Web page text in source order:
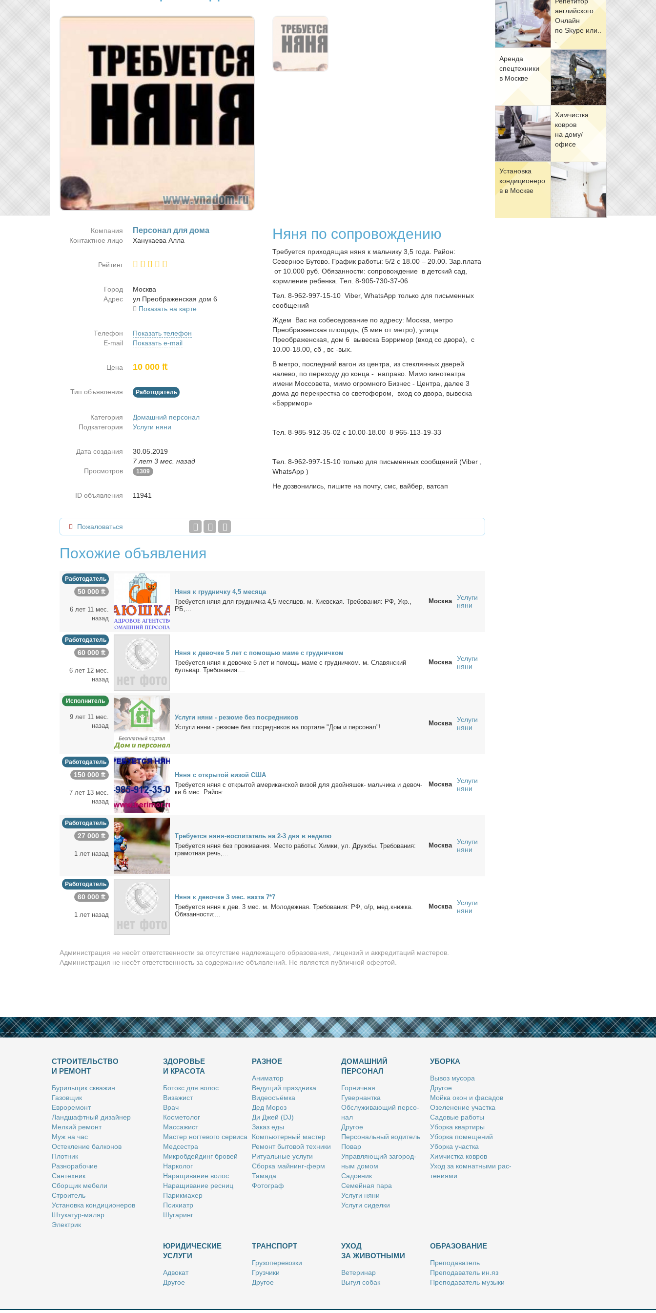
ан­глий­ско­го
Он­лайн
по Skype или..
Арен­да
спец­тех­ни­ки
в Москве
Хим­чист­ка
ков­ров
на до­му/
офи­се
Уста­нов­ка
кон­ди­ци­о­не­ро
в в Москве
Няня по сопровождению
Требуется приходящая няня к мальчику 3,5 года. Район:
Северное Бутово. График работы: 5/2 с 18.00 – 20.00. Зар.плата
от 10.000 руб. Обязанности: сопровождение в детский сад,
кормление ребенка. Тел. 8-905-730-37-06
Тел. 8-962-997-15-10 Viber, WhatsApp только для письменных
сообщений
Ждем Вас на собеседование по адресу: Москва, метро
Преображенская площадь, (5 мин от метро), улица
Преображенская, дом 6 вывеска Бэрримор (вход со двора), с
10.00-18.00, сб , вс -вых.
В метро, последний вагон из центра, из стеклянных дверей
налево, по переходу до конца - направо. Мимо кинотеатра
имени Моссовета, мимо огромного Бизнес - Центра, далее 3
дома до перекрестка со светофором, вход со двора, вывеска
«Бэрримор»
Тел. 8-985-912-35-02 с 10.00-18.00 8 965-113-19-33
Тел. 8-962-997-15-10 только для письменных сообщений (Viber ,
WhatsApp )
Не дозвонились, пишите на почту, смс, вайбер, ватсап
Компания Пер­со­нал для до­ма
Контактное лицо Ха­ну­ка­е­ва Ал­ла
Рейтинг
Город
Москва
Адрес
ул Пре­об­ра­жен­ская дом 6
Показать на карте
Телефон
Показать телефон
E-mail
Показать e-mail
Цена 10 000 ₶
Тип объявления Работодатель
Категория
Домашний персонал
Подкатегория
Услуги няни
Дата создания
30.05.2019
7 лет 3 мес. назад
Просмотров
1309
ID объявления 11941
Пожаловаться
Похожие объявления
Работодатель
50 000 ₶
6 лет 11 мес.
назад
Ня­ня к груд­нич­ку 4,5 ме­ся­ца
Тре­бу­ет­ся ня­ня для груд­нич­ка 4,5 ме­ся­цев. м. Ки­ев­ская. Тре­бо­ва­ния: РФ, Укр.,
РБ,...
Москва
Услуги
няни
Работодатель
60 000 ₶
6 лет 12 мес.
назад
Ня­ня к де­воч­ке 5 лет с по­мо­щью ма­ме с груд­нич­ком
Тре­бу­ет­ся ня­ня к де­воч­ке 5 лет и по­мощь ма­ме с груд­нич­ком. м. Сла­вян­ский
буль­вар. Тре­бо­ва­ния:...
Москва
Услуги
няни
Исполнитель
9 лет 11 мес.
назад
Услу­ги ня­ни - ре­зю­ме без по­сред­ни­ков
Услу­ги ня­ни - ре­зю­ме без по­сред­ни­ков на пор­та­ле "Дом и пер­со­нал"!
Москва
Услуги
няни
Работодатель
150 000 ₶
7 лет 13 мес.
назад
Ня­ня с от­кры­той ви­зой США
Тре­бу­ет­ся ня­ня с от­кры­той аме­ри­кан­ской ви­зой для двой­ня­шек- маль­чи­ка и де­воч­
ки 6 мес. Рай­он:...
Москва
Услуги
няни
Работодатель
27 000 ₶
1 лет назад
Тре­бу­ет­ся ня­ня-вос­пи­та­тель на 2-3 дня в неде­лю
Тре­бу­ет­ся ня­ня без про­жи­ва­ния. Ме­сто ра­бо­ты: Хим­ки, ул. Друж­бы. Тре­бо­ва­ния:
гра­мот­ная речь,...
Москва
Услуги
няни
Работодатель
60 000 ₶
1 лет назад
Ня­ня к де­воч­ке 3 мес. вах­та 7*7
Тре­бу­ет­ся ня­ня к дев. 3 мес. м. Мо­ло­деж­ная. Тре­бо­ва­ния: РФ, о/р, мед.книж­ка.
Обя­зан­но­сти:...
Москва
Услуги
няни
Администрация не несёт ответственности за отсутствие надлежащего образования, лицензий и аккредитаций мастеров.
Администрация не несёт ответственность за содержание объявлений. Не является публичной офертой.
СТРОИТЕЛЬСТВО
И РЕМОНТ
Бу­риль­щик сква­жин
Га­зов­щик
Ев­ро­ре­монт
Ланд­шафт­ный ди­зай­нер
Мел­кий ре­монт
Муж на час
Остек­ле­ние бал­ко­нов
Плот­ник
Раз­но­ра­бо­чие
Сан­тех­ник
Сбор­щик ме­бе­ли
Стро­и­тель
Уста­нов­ка кон­ди­ци­о­не­ров
Шту­ка­тур-ма­ляр
Элек­трик
ЗДОРОВЬЕ
И КРАСОТА
Бо­токс для во­лос
Ви­за­жист
Врач
Кос­ме­то­лог
Мас­са­жист
Ма­стер ног­те­во­го сер­ви­са
Мед­сест­ра
Мик­роб­дей­динг бро­вей
Нар­ко­лог
На­ра­щи­ва­ние во­лос
На­ра­щи­ва­ние рес­ниц
Па­рик­махер
Пси­хи­атр
Шу­га­ринг
РАЗНОЕ
Ани­ма­тор
Ве­ду­щий празд­ни­ка
Ви­део­съём­ка
Дед Мо­роз
Ди Джей (DJ)
За­каз еды
Ком­пью­тер­ный ма­стер
Ре­монт бы­то­вой тех­ни­ки
Ри­ту­аль­ные услу­ги
Сбор­ка май­нинг-ферм
Та­ма­да
Фо­то­граф
ДОМАШНИЙ
ПЕРСОНАЛ
Гор­нич­ная
Гу­вер­нант­ка
Об­слу­жи­ва­ю­щий пер­со­
нал
Дру­гое
Пер­со­наль­ный во­ди­тель
По­вар
Управ­ля­ю­щий за­го­род­
ным до­мом
Са­дов­ник
Се­мей­ная па­ра
Услу­ги ня­ни
Услу­ги си­дел­ки
УБОРКА
Вы­воз му­со­ра
Дру­гое
Мой­ка окон и фа­са­дов
Озе­ле­не­ние участ­ка
Са­до­вые ра­бо­ты
Убор­ка квар­ти­ры
Убор­ка по­ме­ще­ний
Убор­ка участ­ка
Хим­чист­ка ков­ров
Уход за ком­нат­ны­ми рас­
те­ни­я­ми
ЮРИДИЧЕСКИЕ
УСЛУГИ
Адво­кат
Дру­гое
ТРАНСПОРТ
Гру­зо­пе­ре­воз­ки
Груз­чи­ки
Дру­гое
УХОД
ЗА ЖИВОТНЫМИ
Ве­те­ри­нар
Вы­гул со­бак
ОБРАЗОВАНИЕ
Пре­по­да­ва­тель
Пре­по­да­ва­тель ин.яз
Пре­по­да­ва­тель му­зы­ки